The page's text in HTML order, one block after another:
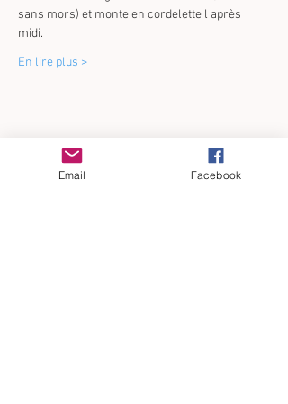
sans mors) et monte en cordelette l après
midi.
En lire plus >
Partager cet événement
Email Facebook